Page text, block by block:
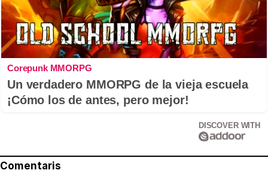
Corepunk MMORPG
Un verdadero MMORPG de la vieja escuela
¡Cómo los de antes, pero mejor!
DISCOVER WITH
Comentaris